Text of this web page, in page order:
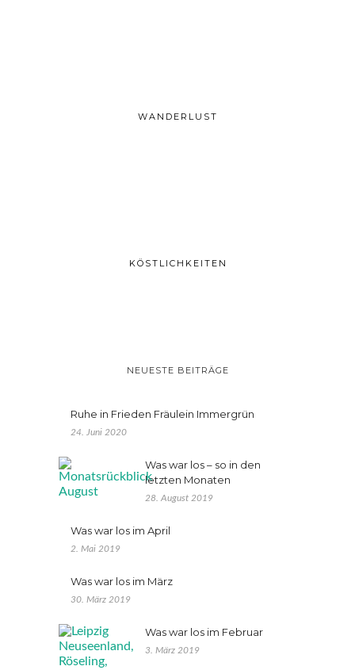
WANDERLUST
KÖSTLICHKEITEN
NEUESTE BEITRÄGE
Ruhe in Frieden Fräulein Immergrün
24. Juni 2020
Was war los – so in den
letzten Monaten
28. August 2019
Was war los im April
2. Mai 2019
Was war los im März
30. März 2019
Was war los im Februar
3. März 2019